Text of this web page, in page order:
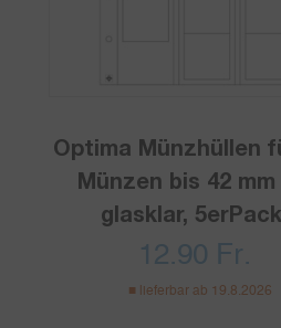
Optima Münzhüllen
Münzen bis 42
glasklar, 5erPack
12.90 Fr.
lieferbar ab 19.8.2026